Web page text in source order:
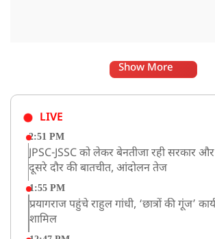
Show More
LIVE
2:51 PM
JPSC-JSSC को लेकर बेनतीजा रही सरकार और
दूसरे दौर की बातचीत, आंदोलन तेज
1:55 PM
प्रयागराज पहुंचे राहुल गांधी, ‘छात्रों की गूंज’
शामिल